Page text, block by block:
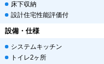
床下収納
設計住宅性能評価付
設備・仕様
システムキッチン
トイレ2ヶ所